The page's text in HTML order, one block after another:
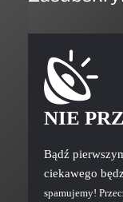
NIE
Bądź
ciekawego
spamujemy!